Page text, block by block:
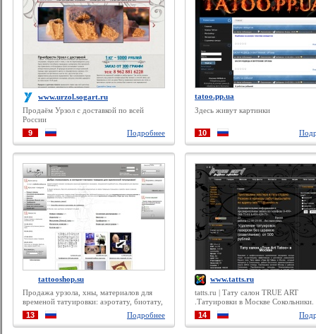
www.urzol.sogart.ru
Продаём Урзол с доставкой по всей
России
9
Подробнее
tatoo.pp.ua
Здесь живут картинки
10
tattooshop.su
Продажа урзола, хны, материалов для
временой татуировки: аэротату, биотату,
металлик тату
13 Подробнее
www.tatts.ru
tatts.ru | Тату салон TRUE ART
.Татуировки в Москве Сокольники.
Приглашаем жителей Москвы и
Сокольники, Преображенская
Электрозаводская, Щелковская,
14